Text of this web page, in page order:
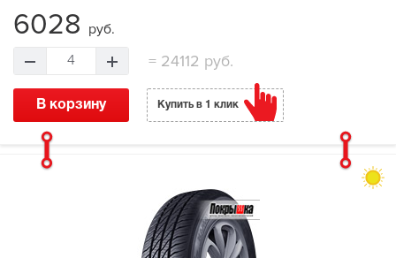
6028 руб.
4 =24112 руб.
В корзину Купить в 1 клик